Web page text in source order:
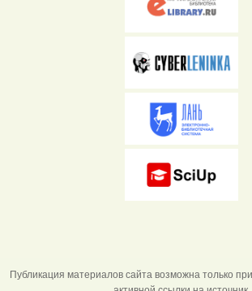
Публикация материалов сайта возможна только